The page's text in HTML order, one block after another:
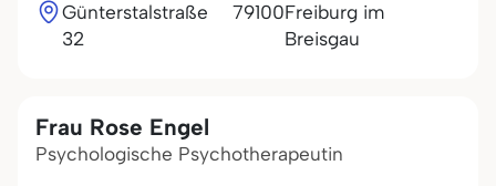
Günterstalstraße
32
79100Freiburg im
Breisgau
Frau Rose Engel
Psychologische Psychotherapeutin